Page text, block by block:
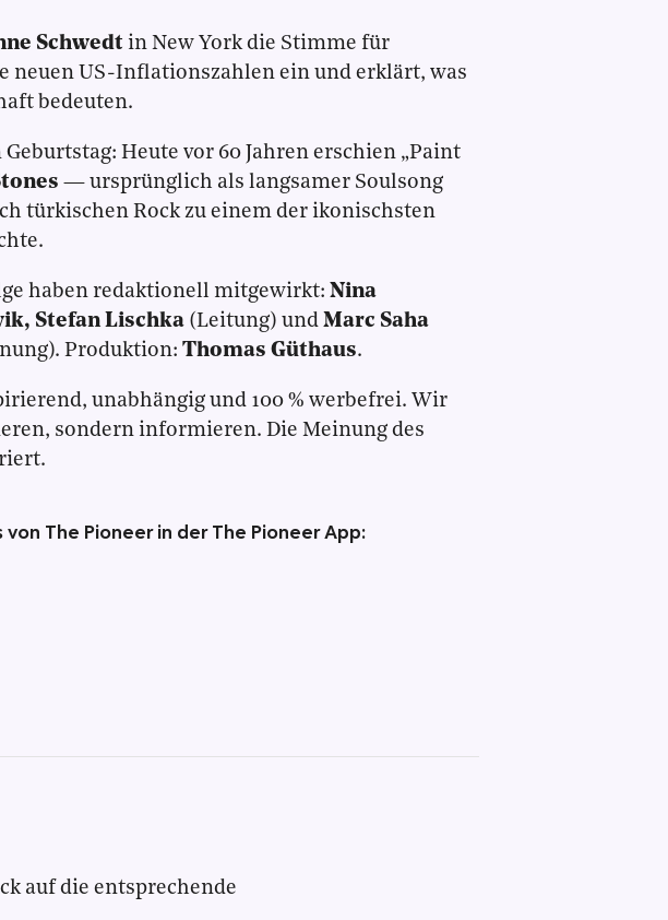
Schwedt in New York die Stimme für
neuen US-Inflationszahlen ein und erklärt, was
bedeuten.
Heute vor 60 Jahren erschien „Paint
— ursprünglich als langsamer Soulsong
türkischen Rock zu einem der ikonischsten
haben redaktionell mitgewirkt: Nina
Stefan Lischka (Leitung) und Marc Saha
Produktion: Thomas Güthaus.
unabhängig und 100 % werbefrei. Wir
sondern informieren. Die Meinung des
The Pioneer in der The Pioneer App:
auf die entsprechende